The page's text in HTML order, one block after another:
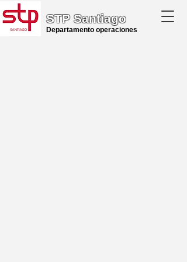
STP Santiago
Departamento operaciones